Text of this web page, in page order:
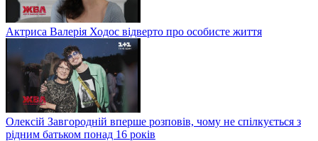
Актриса Валерія Ходос відверто про особисте життя
Олексій Завгородній вперше розповів, чому не спілкується з
рідним батьком понад 16 років